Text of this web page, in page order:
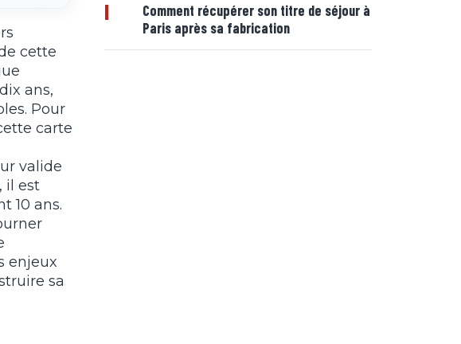
cette
ans,
Pour
carte
valide
il est
10 ans.
enjeux
sa
|
Comment récupérer son titre de séjour à
Paris après sa fabrication